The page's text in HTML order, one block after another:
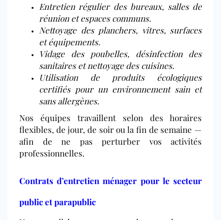
Entretien régulier des bureaux, salles de
réunion et espaces communs.
Nettoyage des planchers, vitres, surfaces
et équipements.
Vidage des poubelles, désinfection des
sanitaires et nettoyage des cuisines.
Utilisation de produits écologiques
certifiés pour un environnement sain et
sans allergènes.
Nos équipes travaillent selon des horaires
flexibles, de jour, de soir ou la fin de semaine —
afin de ne pas perturber vos activités
professionnelles.
Contrats d’entretien ménager pour le secteur
public et parapublic